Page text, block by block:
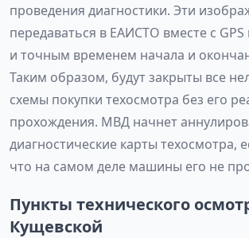
проведения диагностики. Эти
передаваться в ЕАИСТО вместе с
и точным временем начала и
Таким образом, будут закрыты все
схемы покупки техосмотра без его
прохождения. МВД начнет
диагностические карты техосмотра,
что на самом деле машины его не
Пункты технического
Кущевской